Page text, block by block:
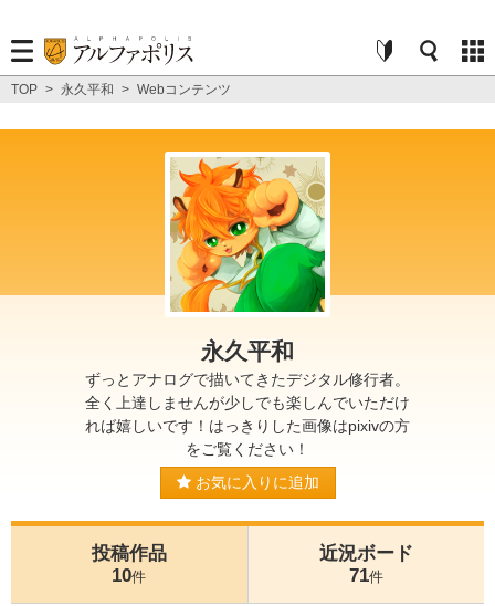
TOP > 永久平和 > Webコンテンツ
永久平和
ずっとアナログで描いてきたデジタル修行者。
全く上達しませんが少しでも楽しんでいただけ
れば嬉しいです！はっきりした画像はpixivの方
をご覧ください！
お気に入りに追加
投稿作品
10件
近況ボード
71件